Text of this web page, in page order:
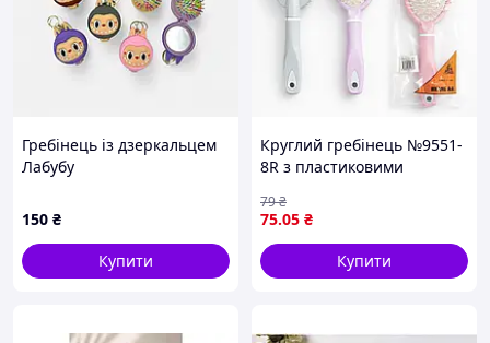
Гребінець із дзеркальцем
Лабубу
150 ₴
Купити
Круглий гребінець №9551-
8R з пластиковими
подушкою і ергономічною
ручкою
75.05 ₴
79₴
Купити